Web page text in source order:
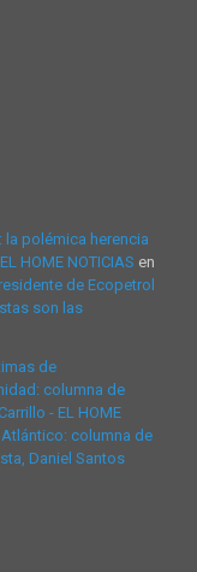
polémica herencia
HOME NOTICIAS en
de Ecopetrol
son las
de
columna de
- EL HOME
columna de
Daniel Santos